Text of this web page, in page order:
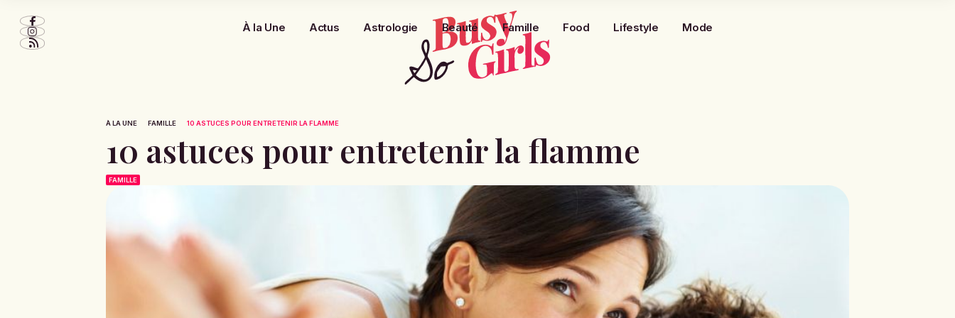
À la Une Actus Astrologie Beauté Famille Food Lifestyle Mode
À LA UNE FAMILLE 10 ASTUCES POUR ENTRETENIR LA FLAMME
10 astuces pour entretenir la flamme
FAMILLE